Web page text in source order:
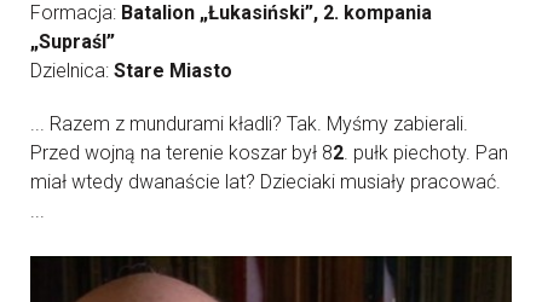
Formacja: Batalion „Łukasiński”, 2. kompania
„Supraśl”
Dzielnica: Stare Miasto
... Razem z mundurami kładli? Tak. Myśmy zabierali.
Przed wojną na terenie koszar był 82. pułk piechoty. Pan
miał wtedy dwanaście lat? Dzieciaki musiały pracować.
...